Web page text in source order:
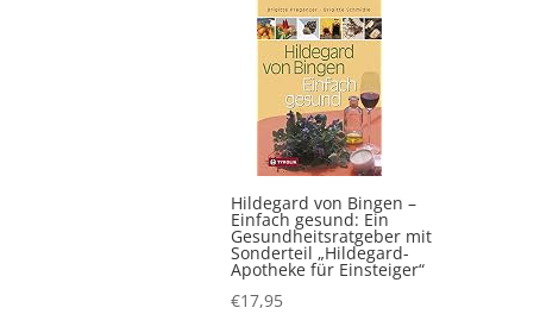
Hildegard von Bingen –
Einfach gesund: Ein
Gesundheitsratgeber mit
Sonderteil „Hildegard-
Apotheke für Einsteiger“
€17,95